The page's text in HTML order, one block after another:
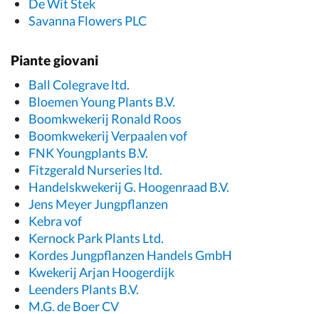
De Wit Stek
Savanna Flowers PLC
Piante giovani
Ball Colegrave ltd.
Bloemen Young Plants B.V.
Boomkwekerij Ronald Roos
Boomkwekerij Verpaalen vof
FNK Youngplants B.V.
Fitzgerald Nurseries ltd.
Handelskwekerij G. Hoogenraad B.V.
Jens Meyer Jungpflanzen
Kebra vof
Kernock Park Plants Ltd.
Kordes Jungpflanzen Handels GmbH
Kwekerij Arjan Hoogerdijk
Leenders Plants B.V.
M.G. de Boer CV